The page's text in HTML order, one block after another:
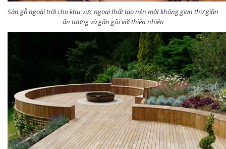
Sàn gỗ ngoài trời cho khu vực ngoại thất tạo nên một không gian thư giãn
ấn tượng và gần gũi với thiên nhiên